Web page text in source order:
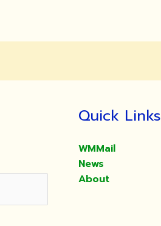
Quick Links
WMMail
News
About